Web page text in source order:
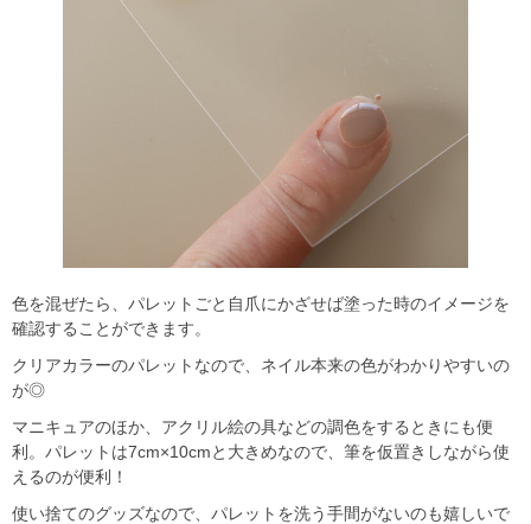
色を混ぜたら、パレットごと自爪にかざせば塗った時のイメージを
確認することができます。
クリアカラーのパレットなので、ネイル本来の色がわかりやすいの
が◎
マニキュアのほか、アクリル絵の具などの調色をするときにも便
利。パレットは7cm×10cmと大きめなので、筆を仮置きしながら使
えるのが便利！
使い捨てのグッズなので、パレットを洗う手間がないのも嬉しいで